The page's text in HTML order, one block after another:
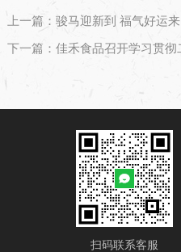
上一篇：骏马迎新到 福气好运来
扫码联系客服